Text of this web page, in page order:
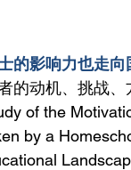
的影响力也走向
的动机、挑战
of the
by a